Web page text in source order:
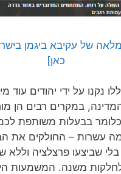
של עקיבא ביגמן
כאן]
נקנו על ידי יהודים עוד
במקרים רבים הן
בבעלות משותפת
עשרות – החולקים את
שביצעו פרצלציה וללא
משנה. המשמעות